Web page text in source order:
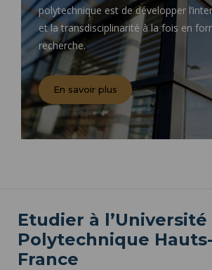
polytechnique est de développer
et la transdisciplinarité à la fois en
recherche.
En savoir plus
Etudier à l’Université
Polytechnique
France